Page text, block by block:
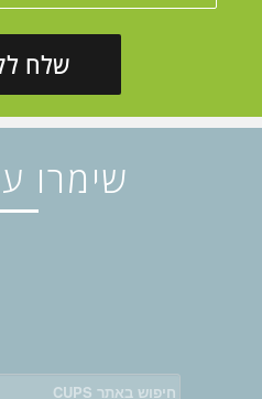
שימרו